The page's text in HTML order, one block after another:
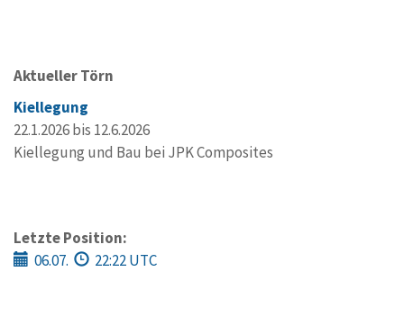
Aktueller Törn
Kiellegung
22.1.2026 bis 12.6.2026
Kiellegung und Bau bei JPK Composites
Letzte Position:
06.07.
22:22 UTC